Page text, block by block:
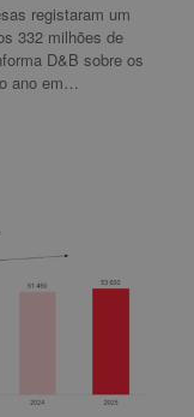
registaram um
332 milhões de
D&B sobre os
ano em…